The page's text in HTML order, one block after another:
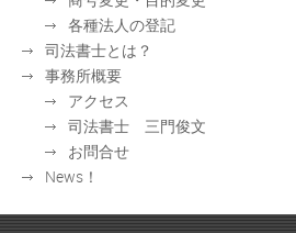
各種法人の登記
司法書士とは？
事務所概要
アクセス
司法書士 三門俊文
お問合せ
News！